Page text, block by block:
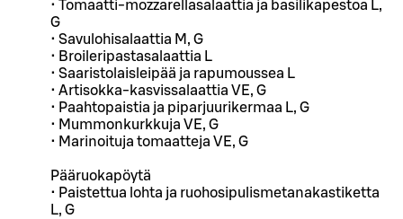
• Tomaatti-mozzarellasalaattia ja basilikapestoa L,
G
• Savulohisalaattia M, G
• Broileripastasalaattia L
• Saaristolaisleipää ja rapumoussea L
• Artisokka-kasvissalaattia VE, G
• Paahtopaistia ja piparjuurikermaa L, G
• Mummonkurkkuja VE, G
• Marinoituja tomaatteja VE, G
Pääruokapöytä
• Paistettua lohta ja ruohosipulismetanakastiketta
L, G